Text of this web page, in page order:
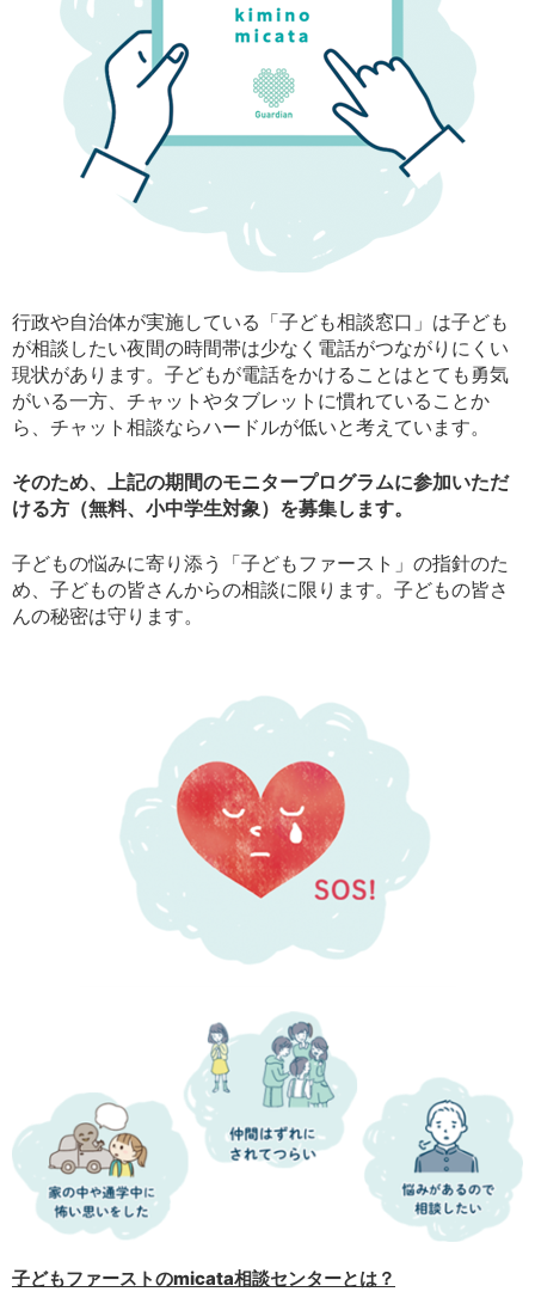
行政や自治体が実施している「子ども相談窓口」は子ども
が相談したい夜間の時間帯は少なく電話がつながりにくい
現状があります。子どもが電話をかけることはとても勇気
がいる一方、チャットやタブレットに慣れていることか
ら、チャット相談ならハードルが低いと考えています。
そのため、上記の期間のモニタープログラムに参加いただ
ける方（無料、小中学生対象）を募集します。
子どもの悩みに寄り添う「子どもファースト」の指針のた
め、子どもの皆さんからの相談に限ります。子どもの皆さ
んの秘密は守ります。
子どもファーストのmicata相談センターとは？